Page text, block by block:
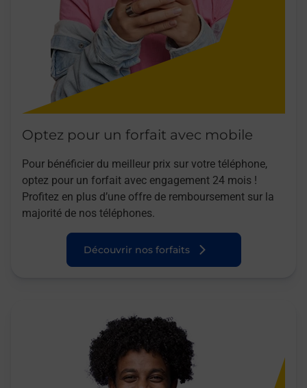
Optez pour un forfait avec mobile
Pour bénéficier du meilleur prix sur votre téléphone,
optez pour un forfait avec engagement 24 mois !
Profitez en plus d’une offre de remboursement sur la
majorité de nos téléphones.
Découvrir nos forfaits